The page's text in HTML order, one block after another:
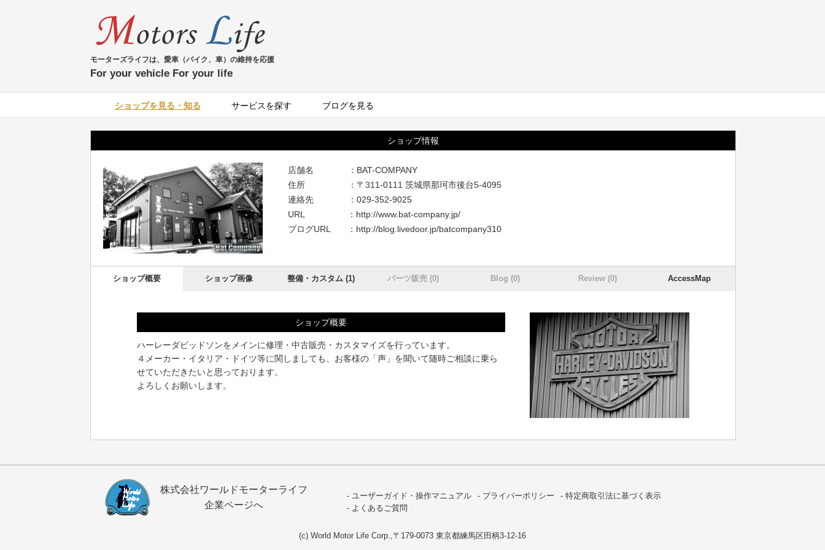
モーターズライフは、愛車（バイク、車）の維持を応援
For your vehicle For your life
ショップを見る・知る サービスを探す ブログを見る
ショップ情報
店舗名 ：BAT-COMPANY
住所 ：〒311-0111 茨城県那珂市後台5-4095
連絡先 ：029-352-9025
URL ： http://www.bat-company.jp/
ブログURL ： http://blog.livedoor.jp/batcompany310
ショップ概要 ショップ画像 整備・カスタム (1) パーツ販売 (0) Blog (0) Review (0) AccessMap
ショップ概要
ハーレーダビッドソンをメインに修理・中古販売・カスタマイズを行っています。
４メーカー・イタリア・ドイツ等に関しましても、お客様の「声」を聞いて随時ご相談に乗ら
せていただきたいと思っております。
よろしくお願いします。
株式会社ワールドモーターライフ
企業ページへ
ユーザーガイド・操作マニュアル プライバーポリシー
特定商取引法に基づく表示
よくあるご質問
(c) World Motor Life Corp.,〒179-0073 東京都練馬区田柄3-12-16